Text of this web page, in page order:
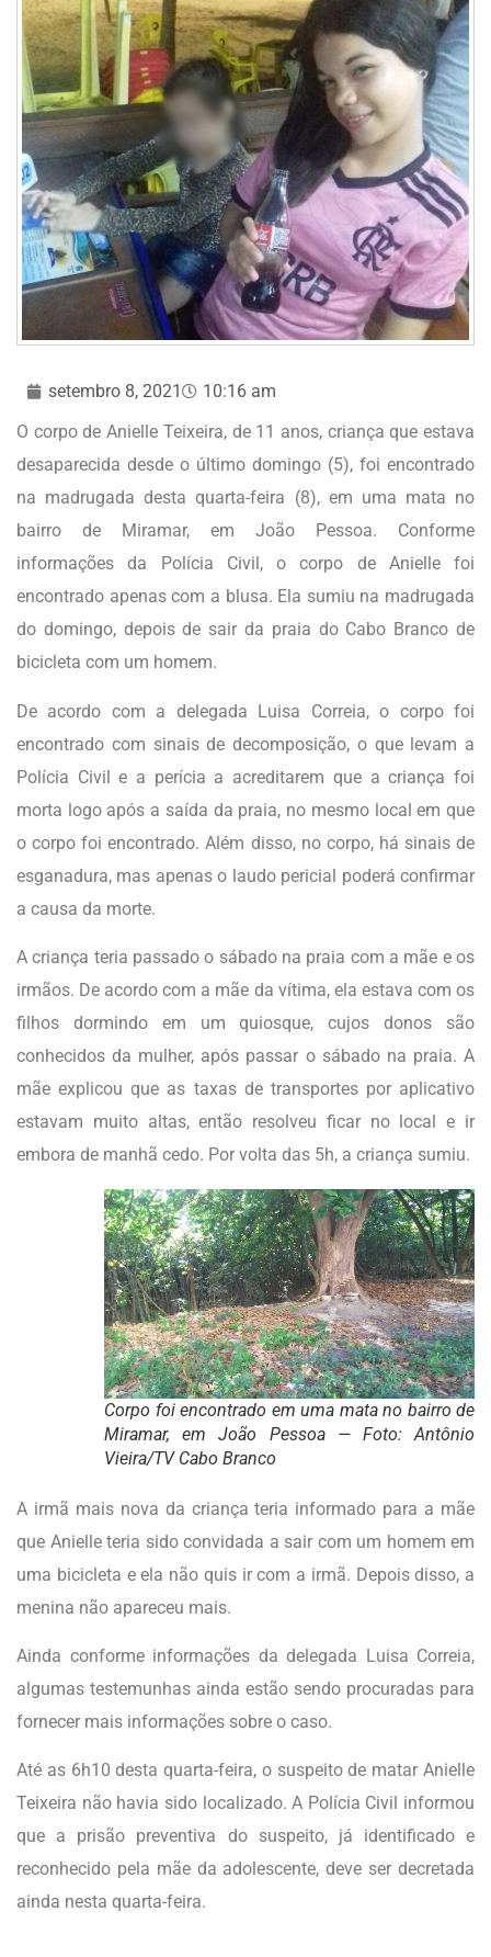
setembro 8, 2021
10:16 am
O corpo de Anielle Teixeira, de 11 anos, criança que estava
desaparecida desde o último domingo (5), foi encontrado
na madrugada desta quarta-feira (8), em uma mata no
bairro de Miramar, em João Pessoa. Conforme
informações da Polícia Civil, o corpo de Anielle foi
encontrado apenas com a blusa. Ela sumiu na madrugada
do domingo, depois de sair da praia do Cabo Branco de
bicicleta com um homem.
De acordo com a delegada Luisa Correia, o corpo foi
encontrado com sinais de decomposição, o que levam a
Polícia Civil e a perícia a acreditarem que a criança foi
morta logo após a saída da praia, no mesmo local em que
o corpo foi encontrado. Além disso, no corpo, há sinais de
esganadura, mas apenas o laudo pericial poderá confirmar
a causa da morte.
A criança teria passado o sábado na praia com a mãe e os
irmãos. De acordo com a mãe da vítima, ela estava com os
filhos dormindo em um quiosque, cujos donos são
conhecidos da mulher, após passar o sábado na praia. A
mãe explicou que as taxas de transportes por aplicativo
estavam muito altas, então resolveu ficar no local e ir
embora de manhã cedo. Por volta das 5h, a criança sumiu.
Corpo foi encontrado em uma mata no bairro de
Miramar, em João Pessoa — Foto: Antônio
Vieira/TV Cabo Branco
A irmã mais nova da criança teria informado para a mãe
que Anielle teria sido convidada a sair com um homem em
uma bicicleta e ela não quis ir com a irmã. Depois disso, a
menina não apareceu mais.
Ainda conforme informações da delegada Luisa Correia,
algumas testemunhas ainda estão sendo procuradas para
fornecer mais informações sobre o caso.
Até as 6h10 desta quarta-feira, o suspeito de matar Anielle
Teixeira não havia sido localizado. A Polícia Civil informou
que a prisão preventiva do suspeito, já identificado e
reconhecido pela mãe da adolescente, deve ser decretada
ainda nesta quarta-feira.